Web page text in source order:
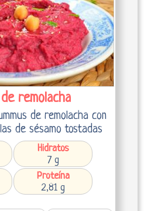
remolacha
de remolacha con
de sésamo tostadas
Hidratos
7 g
Proteína
2,81 g